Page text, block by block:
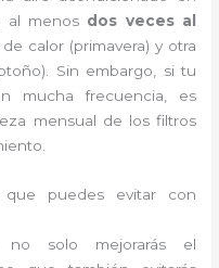
al menos dos veces al
calor (primavera) y otra
Sin embargo, si tu
mucha frecuencia, es
mensual de los filtros
que puedes evitar con
no solo mejorarás el